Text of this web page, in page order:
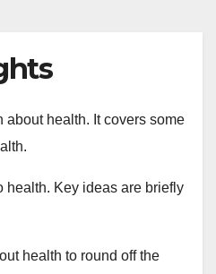
about health. It covers some
health. Key ideas are briefly
health to round off the